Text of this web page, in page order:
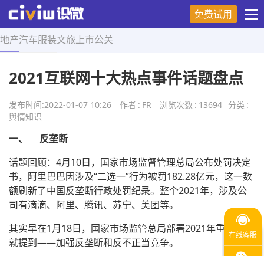
免费试用
地产汽车服装文旅 上市公关
首页 > 舆情知识 > 正文
2021互联网十大热点事件话题盘点
发布时间:2022-01-07 10:26 作者 : FR 浏览次数 : 13694 分类 :
舆情知识
一、 反垄断
话题回顾：4月10日，国家市场监督管理总局公布处罚决定
书，阿里巴巴因涉及“二选一”行为被罚182.28亿元，这一数
额刷新了中国反垄断行政处罚纪录。整个2021年，涉及公
司有滴滴、阿里、腾讯、苏宁、美团等。
其实早在1月18日，国家市场监管总局部署2021年重点工作
就提到——加强反垄断和反不正当竞争。